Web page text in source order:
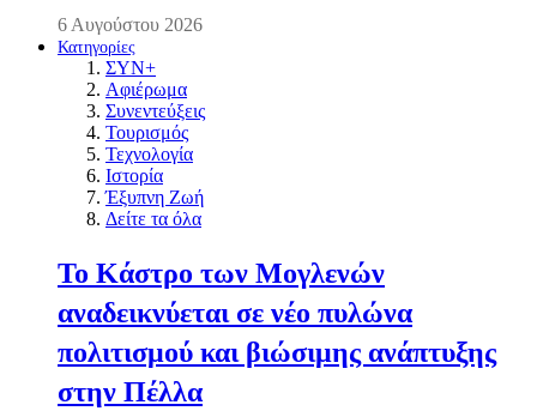
6 Αυγούστου 2026
Κατηγορίες
ΣΥΝ+
Αφιέρωμα
Συνεντεύξεις
Τουρισμός
Τεχνολογία
Ιστορία
Έξυπνη Ζωή
Δείτε τα όλα
Το Κάστρο των Μογλενών
αναδεικνύεται σε νέο πυλώνα
πολιτισμού και βιώσιμης ανάπτυξης
στην Πέλλα